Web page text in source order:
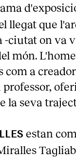
llegat que
-ciutat on va
món.
com a
la seva
estan